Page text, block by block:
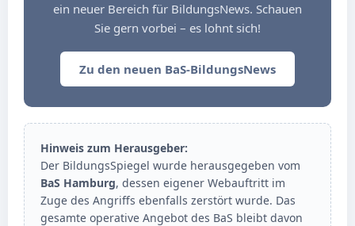
ein neuer Bereich für BildungsNews. Schauen
Sie gern vorbei – es lohnt sich!
Zu den neuen BaS-BildungsNews
Hinweis zum Herausgeber:
Der BildungsSpiegel wurde herausgegeben vom
BaS Hamburg, dessen eigener Webauftritt im
Zuge des Angriffs ebenfalls zerstört wurde. Das
gesamte operative Angebot des BaS bleibt davon